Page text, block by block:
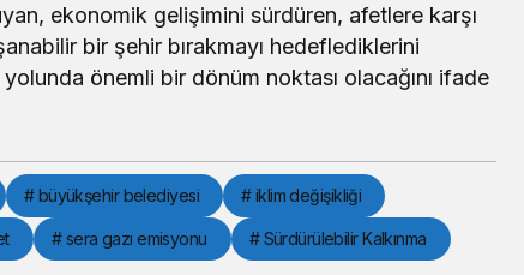
ekonomik gelişimini sürdüren, afetlere karşı
bir şehir bırakmayı hedeflediklerini
önemli bir dönüm noktası olacağını ifade
# büyükşehir belediyesi # iklim değişikliği
# sera gazı emisyonu # Sürdürülebilir Kalkınma